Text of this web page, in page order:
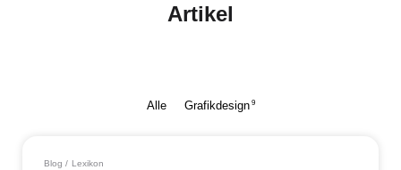
Artikel
Alle Grafikdesign 9
Blog / Lexikon